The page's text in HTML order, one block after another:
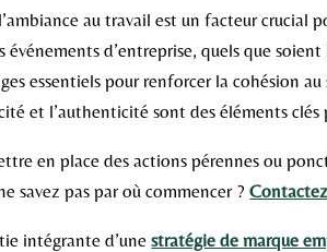
au travail est un facteur
événements d’entreprise, quels que
essentiels pour renforcer la cohésion
et l’authenticité sont des éléments clés
en place des actions pérennes ou
savez pas par où commencer ?
intégrante d’unestratégie de marque